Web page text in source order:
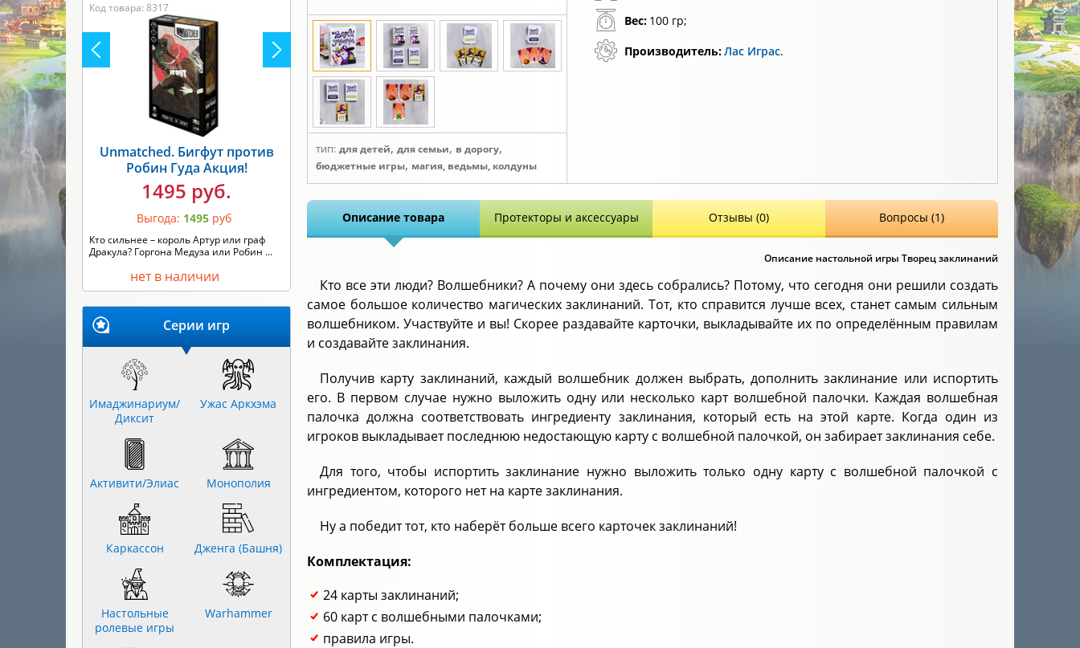
тип: для детей, для семьи, в дорогу,
бюджетные игры, магия, ведьмы, колдуны
Вес: 100 гр;
Производитель:Лас Играс.
Описание товара Протекторы и аксессуары Отзывы (0) Вопросы (1)
Описание настольной игры Творец заклинаний
Кто все эти люди? Волшебники? А почему они здесь собрались? Потому, что сегодня они решили создать
самое большое количество магических заклинаний. Тот, кто справится лучше всех, станет самым сильным
волшебником. Участвуйте и вы! Скорее раздавайте карточки, выкладывайте их по определённым правилам
и создавайте заклинания.
Получив карту заклинаний, каждый волшебник должен выбрать, дополнить заклинание или испортить
его. В первом случае нужно выложить одну или несколько карт волшебной палочки. Каждая волшебная
палочка должна соответствовать ингредиенту заклинания, который есть на этой карте. Когда один из
игроков выкладывает последнюю недостающую карту с волшебной палочкой, он забирает заклинания себе.
Для того, чтобы испортить заклинание нужно выложить только одну карту с волшебной палочкой с
ингредиентом, которого нет на карте заклинания.
Ну а победит тот, кто наберёт больше всего карточек заклинаний!
Комплектация:
24 карты заклинаний;
60 карт с волшебными палочками;
правила игры.
Код товара: 8317
Unmatched. Бигфут против
Робин Гуда Акция!
1495 руб.
Выгода: 1495 руб
Кто сильнее – король Артур или граф
Дракула? Горгона Медуза или Робин ...
нет в наличии
Серии игр
Имаджинариум/
Диксит
Ужас Аркхэма
Активити/Элиас Монополия
Каркассон Дженга (Башня)
Настольные
ролевые игры
Warhammer